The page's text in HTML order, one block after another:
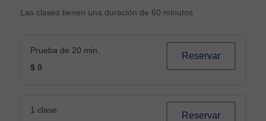
Las clases tienen una duración de 60 minutos
Prueba de 20 min.
$ 0
Reservar
1 clase
Reservar